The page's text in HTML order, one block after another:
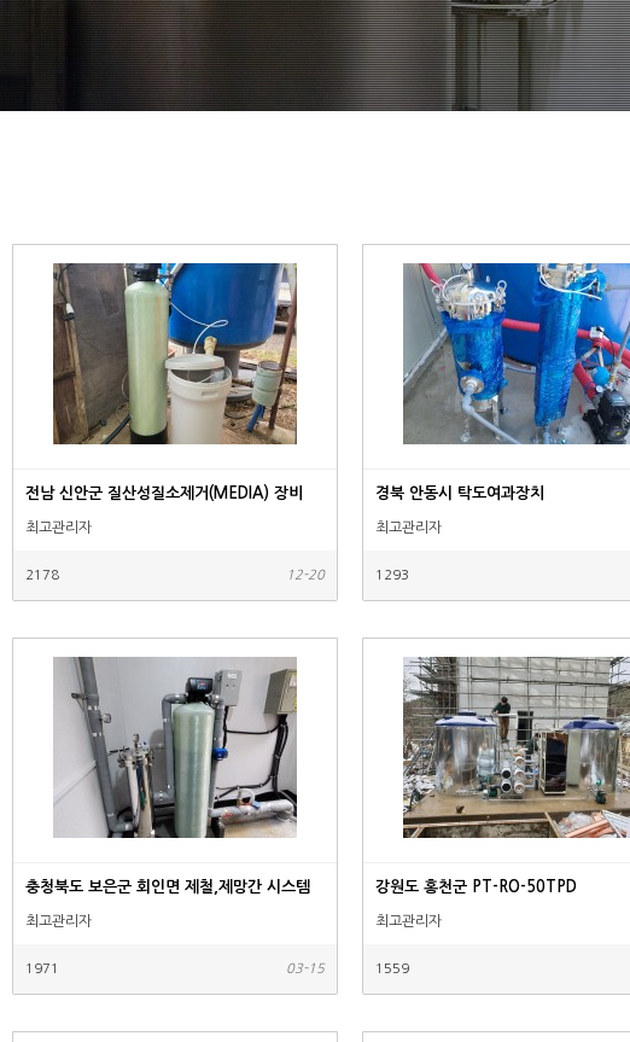
전남 신안군 질산성질소제거(MEDIA) 장비
최고관리자
2178 12-20
경북 안동시 탁도여과장치
최고관리자
1293
충청북도 보은군 회인면 제철,제망간 시스템
최고관리자
1971 03-15
강원도 홍천군 PT-RO-50TPD
최고관리자
1559